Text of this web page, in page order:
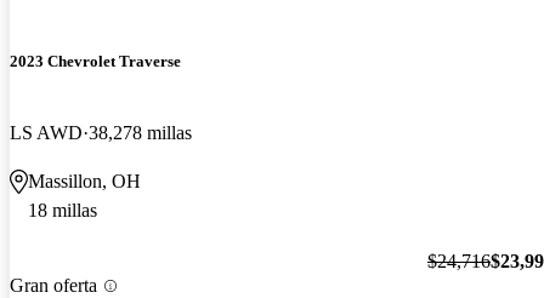
2023 Chevrolet Traverse
LS AWD 38,278 millas
Massillon, OH
18 millas
Gran oferta
$24,716